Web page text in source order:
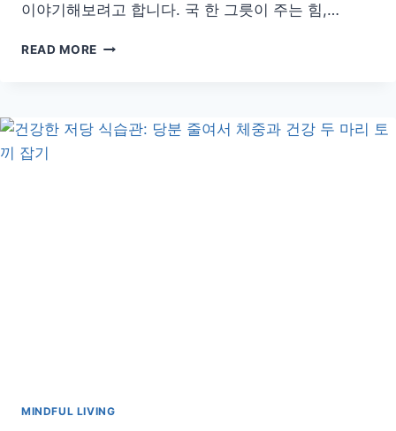
이야기해보려고 합니다. 국 한 그릇이 주는 힘,…
READ MORE
서
MINDFUL LIVING